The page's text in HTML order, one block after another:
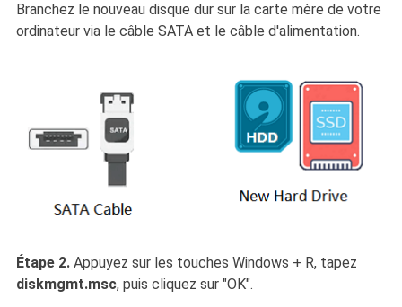
Branchez le nouveau disque dur sur la carte mère de votre
ordinateur via le câble SATA et le câble d'alimentation.
Étape 2. Appuyez sur les touches Windows + R, tapez
diskmgmt.msc, puis cliquez sur "OK".